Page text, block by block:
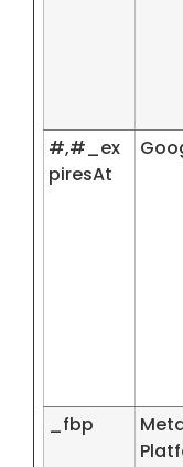
#,#_ex
piresAt
_fbp